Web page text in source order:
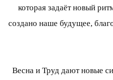
которая задаёт новый
создано наше будущее,
Весна и Труд дают новые